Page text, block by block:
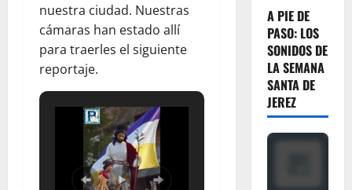
nuestra ciudad. Nuestras
cámaras han estado allí
para traerles el siguiente
reportaje.
A PIE DE
PASO: LOS
SONIDOS DE
LA SEMANA
SANTA DE
JEREZ